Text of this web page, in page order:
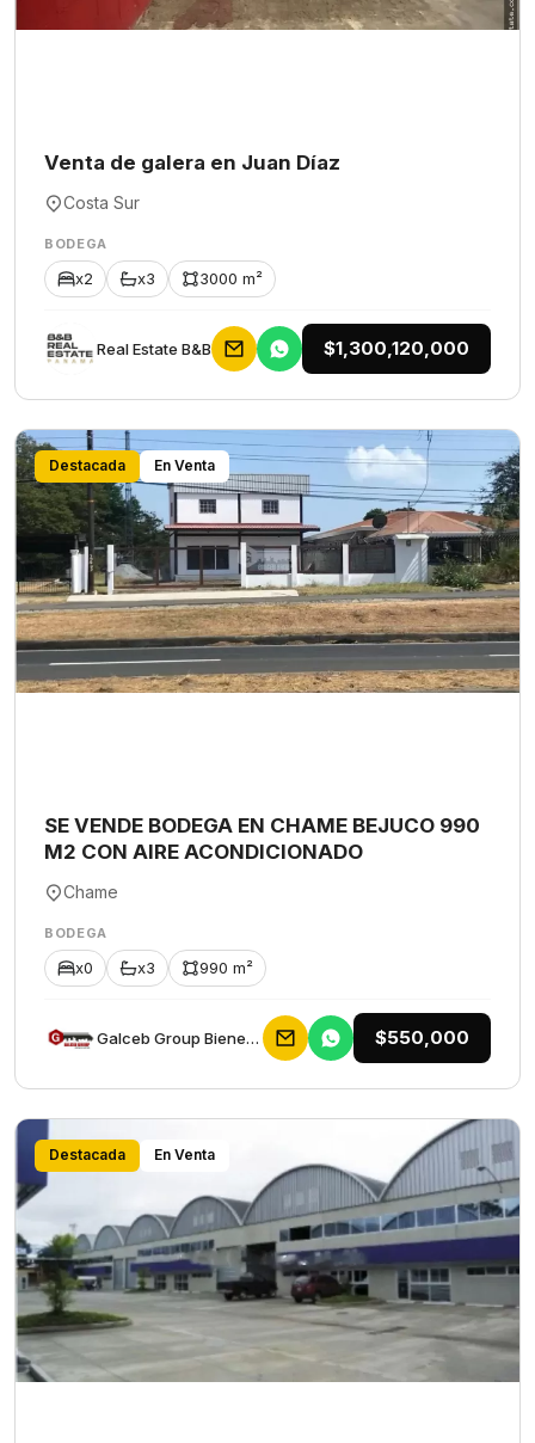
Venta de galera en Juan Díaz
Costa Sur
BODEGA
x2 x3 3000 m²
Rеаl Еstаtе В&В $1,300,120,000
Destacada En Venta
SE VENDE BODEGA EN CHAME BEJUCO 990
M2 CON AIRE ACONDICIONADO
Chame
BODEGA
x0 x3 990 m²
Galceb Group Bienes Raices $550,000
Destacada En Venta